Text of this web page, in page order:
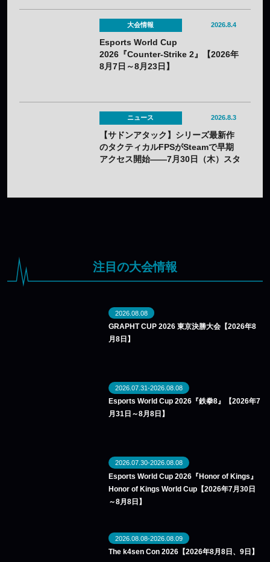
大会情報 2026.8.4
Esports World Cup
2026『Counter-Strike 2』【2026年
8月7日～8月23日】
ニュース 2026.8.3
【サドンアタック】シリーズ最新作
のタクティカルFPSがSteamで早期
アクセス開始——7月30日（木）スタ
注目の大会情報
2026.08.08
GRAPHT CUP 2026 東京決勝大会【2026年8
月8日】
2026.07.31-2026.08.08
Esports World Cup 2026『鉄拳8』【2026年7
月31日～8月8日】
2026.07.30-2026.08.08
Esports World Cup 2026『Honor of Kings』
Honor of Kings World Cup【2026年7月30日
～8月8日】
2026.08.08-2026.08.09
The k4sen Con 2026【2026年8月8日、9日】